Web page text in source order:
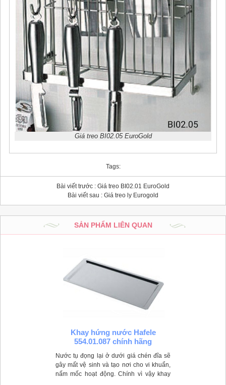
Giá treo BI02.05 EuroGold
Tags:
Bài viết trước : Giá treo BI02.01 EuroGold
Bài viết sau : Giá treo ly Eurogold
SẢN PHẨM LIÊN QUAN
Khay hứng nước Hafele
554.01.087 chính hãng
Nước tụ đọng lại ở dưới giá chén đĩa sẽ
gây mất vệ sinh và tạo nơi cho vi khuẩn,
nấm mốc hoạt động. Chính vì vậy khay